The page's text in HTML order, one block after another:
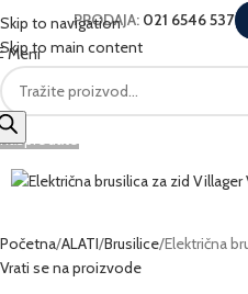
Skip to navigation
Skip to main content
PRODAJA: 021 6546 537
Meni
Rasprodato
Početna ALATI Brusilice Električna
Vrati se na proizvode